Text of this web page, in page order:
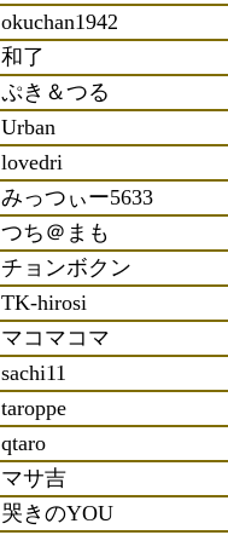
okuchan1942
和了
ぷき＆つる
Urban
lovedri
みっつぃー5633
つち＠まも
チョンボクン
TK-hirosi
マコマコマ
sachi11
taroppe
qtaro
マサ吉
哭きのYOU